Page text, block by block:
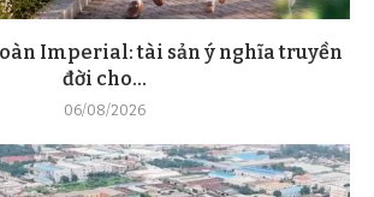
Imperial: tài sản ý nghĩa truyền
đời cho...
06/08/2026